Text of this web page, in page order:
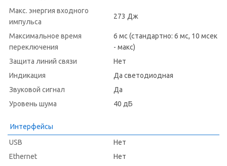
Макс. энергия входного
импульса
273 Дж
Максимальное время
переключения
6 мс (cтандартно: 6 мс, 10 мсек
- макс)
Защита линий связи
Нет
Индикация
Да светодиодная
Звуковой сигнал
Да
Уровень шума
40 дБ
Интерфейсы
USB
Нет
Ethernet
Нет